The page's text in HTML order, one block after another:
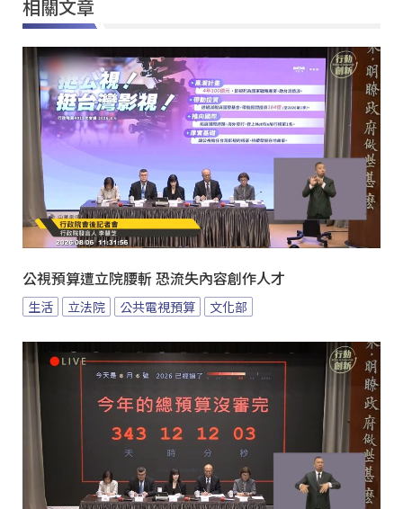
相關文章
公視預算遭立院腰斬 恐流失內容創作人才
生活 立法院 公共電視預算 文化部